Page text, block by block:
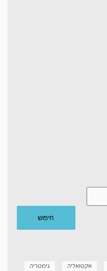
אקטואליה
גימטריה